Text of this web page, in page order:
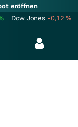
eröffnen
Dow Jones -0,12%